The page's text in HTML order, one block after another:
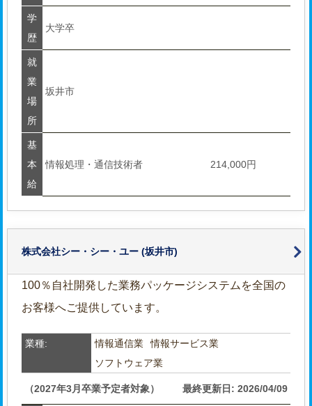
学
歴
大学卒
就
業
場
所
坂井市
基
本
給
情報処理・通信技術者 214,000円
株式会社シー・シー・ユー (坂井市)
100％自社開発した業務パッケージシステムを全国の
お客様へご提供しています。
業種: 情報通信業
情報サービス業
ソフトウェア業
（2027年3月卒業予定者対象） 最終更新日: 2026/04/09